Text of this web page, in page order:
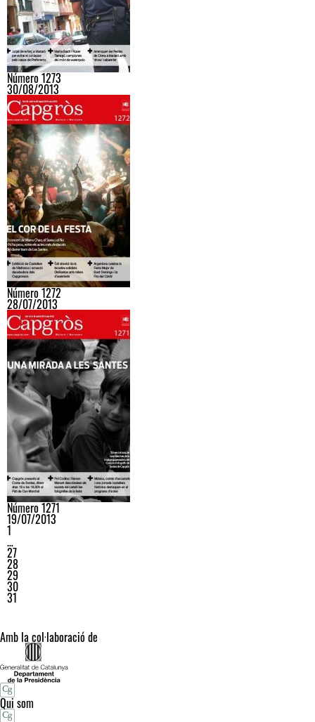
Número 1273
30/08/2013
Número 1272
28/07/2013
Número 1271
19/07/2013
1
…
27
28
29
30
31
Amb la col·laboració de
Qui som